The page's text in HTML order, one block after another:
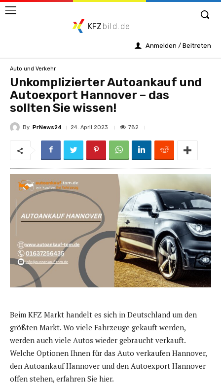
KFZ bild.de
Anmelden / Beitreten
Auto und Verkehr
Unkomplizierter Autoankauf und
Autoexport Hannover – das
sollten Sie wissen!
By PrNews24 24. April 2023 782
Beim KFZ Markt handelt es sich in Deutschland um den
größten Markt. Wo viele Fahrzeuge gekauft werden,
werden auch viele Autos wieder gebraucht verkauft.
Welche Optionen Ihnen für das Auto verkaufen Hannover,
den Autoankauf Hannover und den Autoexport Hannover
offen stehen, erfahren Sie hier.